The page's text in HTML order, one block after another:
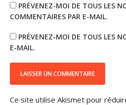
PRÉVENEZ-MOI DE TOUS LES
COMMENTAIRES PAR E-MAIL.
PRÉVENEZ-MOI DE TOUS LES
E-MAIL.
Ce site utilise Akismet pour